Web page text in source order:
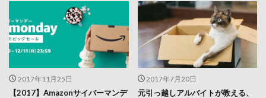
2017年11月25日
【2017】Amazonサイバーマンデ
2017年7月20日
元引っ越しアルバイトが教える、